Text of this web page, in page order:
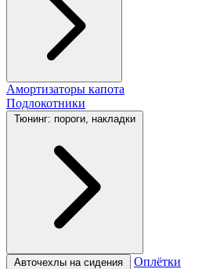
Амортизаторы капота
Подлокотники
Тюнинг: пороги, накладки
Авточехлы на сидения Оплётки